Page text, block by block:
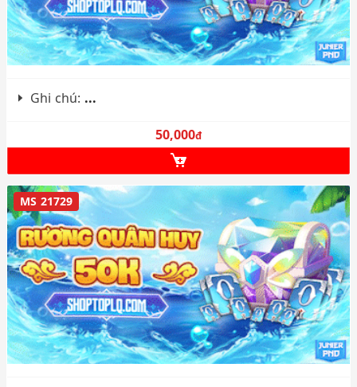
Ghi chú: ...
50,000đ
MS 21729